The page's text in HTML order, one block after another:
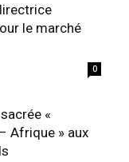
le marché
0
«
Afrique » aux